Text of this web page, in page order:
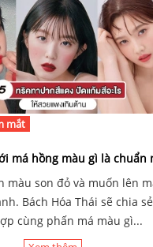
mắt
má hồng màu gì là chuẩn
màu son đỏ và muốn lên
Bách Hóa Thái sẽ chia
cùng phấn má màu gì...